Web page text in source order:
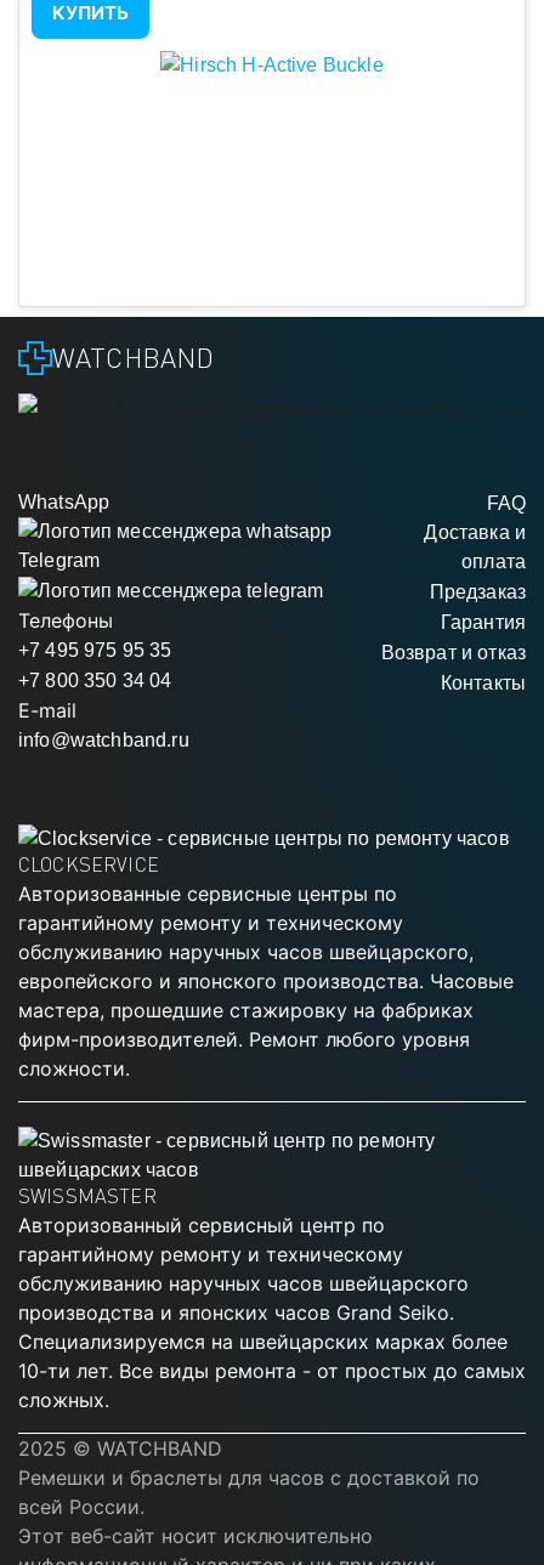
КУПИТЬ
WATCHBAND
WhatsApp
Telegram
Телефоны
+7 495 975 95 35
+7 800 350 34 04
E-mail
info@watchband.ru
FAQ
Доставка и
оплата
Предзаказ
Гарантия
Возврат и отказ
Контакты
CLOCKSERVICE
Авторизованные сервисные центры по
гарантийному ремонту и техническому
обслуживанию наручных часов швейцарского,
европейского и японского производства. Часовые
мастера, прошедшие стажировку на фабриках
фирм-производителей. Ремонт любого уровня
сложности.
SWISSMASTER
Авторизованный сервисный центр по
гарантийному ремонту и техническому
обслуживанию наручных часов швейцарского
производства и японских часов Grand Seiko.
Специализируемся на швейцарских марках более
10-ти лет. Все виды ремонта - от простых до самых
сложных.
2025 © WATCHBAND
Ремешки и браслеты для часов с доставкой по
всей России.
Этот веб-сайт носит исключительно